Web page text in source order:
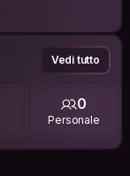
Vedi tutto
0
Personale